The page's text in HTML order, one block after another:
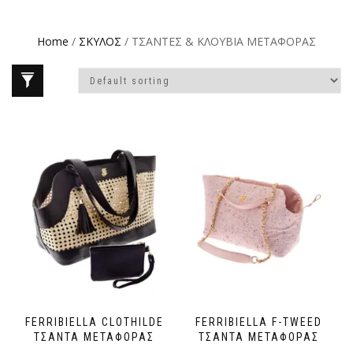
Home / ΣΚΥΛΟΣ / ΤΣΑΝΤΕΣ & ΚΛΟΥΒΙΑ ΜΕΤΑΦΟΡΑΣ
FERRIBIELLA CLOTHILDE
ΤΣΑΝΤΑ ΜΕΤΑΦΟΡΑΣ
FERRIBIELLA F-TWEED
ΤΣΑΝΤΑ ΜΕΤΑΦΟΡΑΣ